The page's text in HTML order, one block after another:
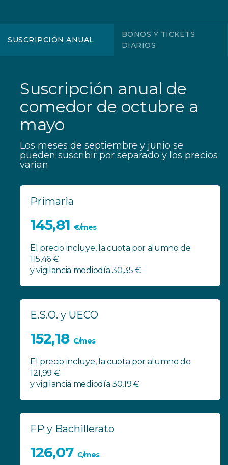
SUSCRIPCIÓN ANUAL
BONOS Y TICKETS
DIARIOS
Suscripción anual de
comedor de octubre a
mayo
Los meses de septiembre y junio se
pueden suscribir por separado y los precios
varían
Primaria
145,81€/mes
El precio incluye, la cuota por alumno de
115,46 €
y vigilancia mediodía 30,35 €
E.S.O. y UECO
152,18€/mes
El precio incluye, la cuota por alumno de
121,99 €
y vigilancia mediodía 30,19 €
FP y Bachillerato
126,07€/mes